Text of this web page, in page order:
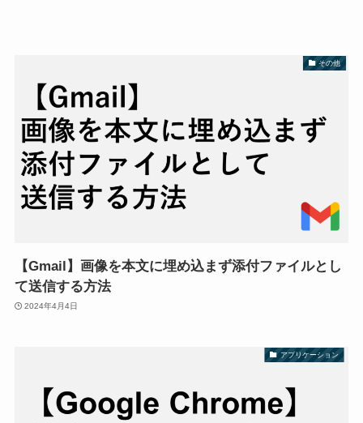
その他
【Gmail】画像を本文に埋め込まず添付ファイルとし
て送信する方法
2024年4月4日
アプリケーション